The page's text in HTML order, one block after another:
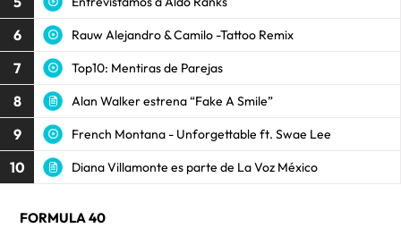
6 Rauw Alejandro & Camilo -Tattoo Remix
7 Top10: Mentiras de Parejas
8 Alan Walker estrena “Fake A Smile”
9 French Montana - Unforgettable ft. Swae Lee
10 Diana Villamonte es parte de La Voz México
FORMULA 40